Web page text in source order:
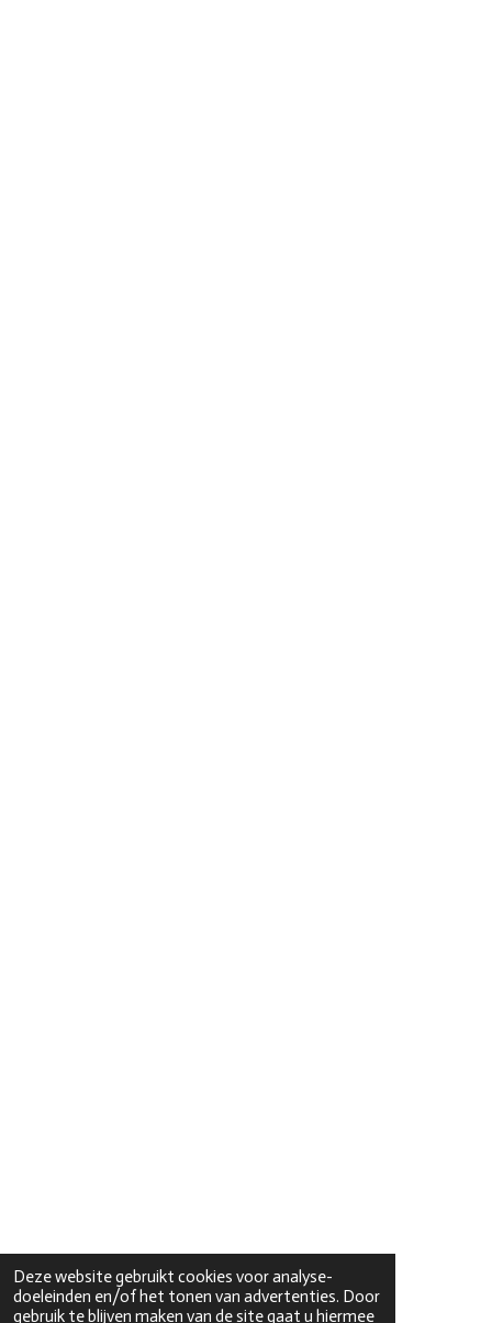
Deze website gebruikt cookies voor analyse-
doeleinden en/of het tonen van advertenties. Door
gebruik te blijven maken van de site gaat u hiermee